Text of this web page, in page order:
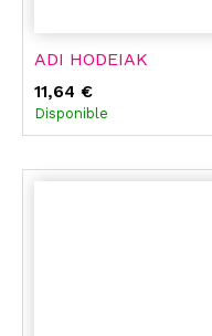
ADI HODEIAK
11,64 €
Disponible